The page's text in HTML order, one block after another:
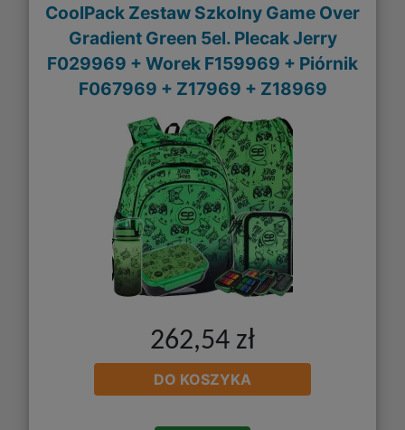
CoolPack Zestaw Szkolny Game Over
Gradient Green 5el. Plecak Jerry
F029969 + Worek F159969 + Piórnik
F067969 + Z17969 + Z18969
262,54 zł
DO KOSZYKA